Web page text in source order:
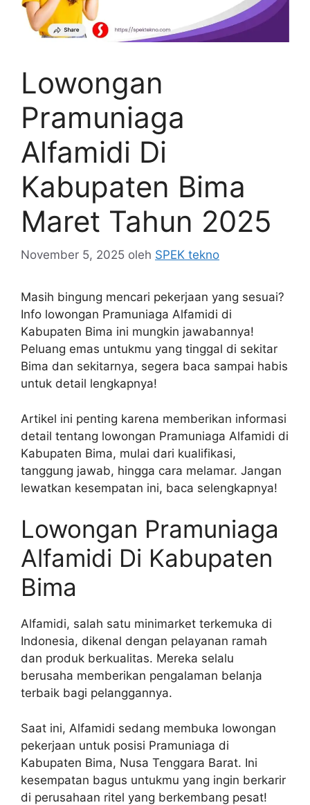
Lowongan
Pramuniaga
Alfamidi Di
Kabupaten Bima
Maret Tahun 2025
November 5, 2025 oleh SPEK tekno
Masih bingung mencari pekerjaan yang sesuai?
Info lowongan Pramuniaga Alfamidi di
Kabupaten Bima ini mungkin jawabannya!
Peluang emas untukmu yang tinggal di sekitar
Bima dan sekitarnya, segera baca sampai habis
untuk detail lengkapnya!
Artikel ini penting karena memberikan informasi
detail tentang lowongan Pramuniaga Alfamidi di
Kabupaten Bima, mulai dari kualifikasi,
tanggung jawab, hingga cara melamar. Jangan
lewatkan kesempatan ini, baca selengkapnya!
Lowongan Pramuniaga
Alfamidi Di Kabupaten
Bima
Alfamidi, salah satu minimarket terkemuka di
Indonesia, dikenal dengan pelayanan ramah
dan produk berkualitas. Mereka selalu
berusaha memberikan pengalaman belanja
terbaik bagi pelanggannya.
Saat ini, Alfamidi sedang membuka lowongan
pekerjaan untuk posisi Pramuniaga di
Kabupaten Bima, Nusa Tenggara Barat. Ini
kesempatan bagus untukmu yang ingin berkarir
di perusahaan ritel yang berkembang pesat!